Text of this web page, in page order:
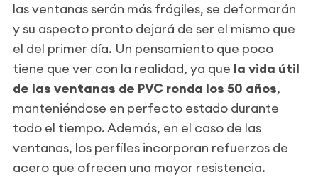
las ventanas serán más frágiles, se deformarán
y su aspecto pronto dejará de ser el mismo que
el del primer día. Un pensamiento que poco
tiene que ver con la realidad, ya que la vida útil
de las ventanas de PVC ronda los 50 años,
manteniéndose en perfecto estado durante
todo el tiempo. Además, en el caso de las
ventanas, los perfiles incorporan refuerzos de
acero que ofrecen una mayor resistencia.